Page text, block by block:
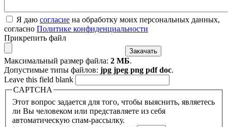
Я даю согласие на обработку моих персональных данных,
согласно Политике конфиденциальности
Прикрепить файл
Максимальный размер файла: 2 МБ.
Допустимые типы файлов: jpg jpeg png pdf doc.
Leave this field blank
CAPTCHA
Этот вопрос задается для того, чтобы выяснить, являетесь
ли Вы человеком или представляете из себя
автоматическую спам-рассылку.